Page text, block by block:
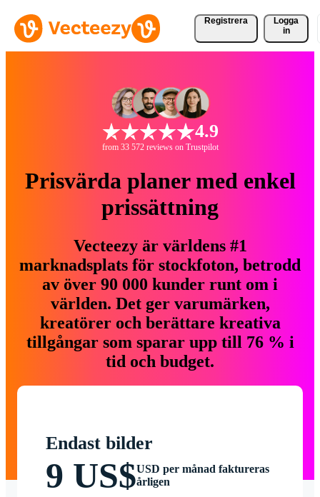
Registrera
Logga
in
4.9
from 33 572 reviews on Trustpilot
Prisvärda planer med enkel
prissättning
Vecteezy är världens #1
marknadsplats för stockfoton, betrodd
av över 90 000 kunder runt om i
världen. Det ger varumärken,
kreatörer och berättare kreativa
tillgångar som sparar upp till 76 % i
tid och budget.
Endast bilder
9 US$USD per månad faktureras
årligen